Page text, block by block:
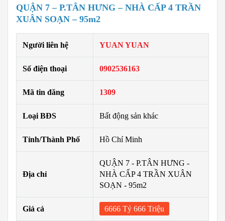
QUẬN 7 – P.TÂN HƯNG – NHÀ CẤP 4 TRẦN
XUÂN SOẠN – 95m2
Người liên hệ YUAN YUAN
Số điện thoại 0902536163
Mã tin đăng 1309
Loại BĐS Bất động sản khác
Tỉnh/Thành Phố Hồ Chí Minh
Địa chỉ
QUẬN 7 - P.TÂN HƯNG -
NHÀ CẤP 4 TRẦN XUÂN
SOẠN - 95m2
Giá cả 6666 Tỷ 666 Triệu